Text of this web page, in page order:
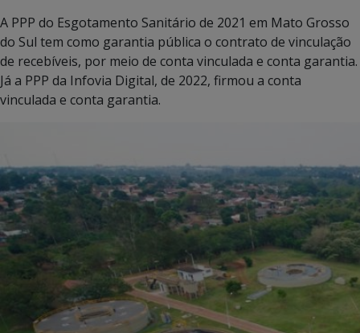
A PPP do Esgotamento Sanitário de 2021 em Mato Grosso
do Sul tem como garantia pública o contrato de vinculação
de recebíveis, por meio de conta vinculada e conta garantia.
Já a PPP da Infovia Digital, de 2022, firmou a conta
vinculada e conta garantia.